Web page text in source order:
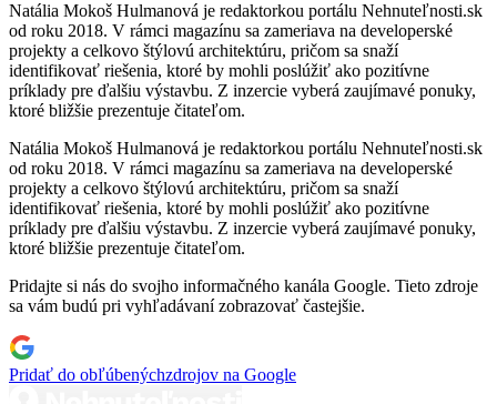
Natália Mokoš Hulmanová je redaktorkou portálu Nehnuteľnosti.sk
od roku 2018. V rámci magazínu sa zameriava na developerské
projekty a celkovo štýlovú architektúru, pričom sa snaží
identifikovať riešenia, ktoré by mohli poslúžiť ako pozitívne
príklady pre ďalšiu výstavbu. Z inzercie vyberá zaujímavé ponuky,
ktoré bližšie prezentuje čitateľom.
Natália Mokoš Hulmanová je redaktorkou portálu Nehnuteľnosti.sk
od roku 2018. V rámci magazínu sa zameriava na developerské
projekty a celkovo štýlovú architektúru, pričom sa snaží
identifikovať riešenia, ktoré by mohli poslúžiť ako pozitívne
príklady pre ďalšiu výstavbu. Z inzercie vyberá zaujímavé ponuky,
ktoré bližšie prezentuje čitateľom.
Pridajte si nás do svojho informačného kanála Google. Tieto zdroje
sa vám budú pri vyhľadávaní zobrazovať častejšie.
Pridať do obľúbenýchzdrojov na Google